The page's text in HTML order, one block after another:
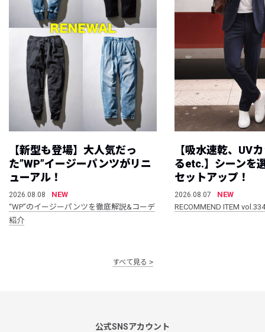
【新型も登場】大人気だっ
た”WP”イージーパンツがリニ
ューアル！
2026.08.08
NEW
“WP”のイージーパンツを徹底解説&コーデ
紹介
【吸水速乾、UV
るetc.】シーンを
セットアップ！
2026.08.07
NEW
RECOMMEND ITEM vol.334
すべて見る
公式SNSアカウント